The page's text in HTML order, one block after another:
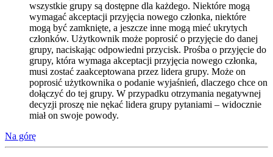
wszystkie grupy są dostępne dla każdego. Niektóre mogą
wymagać akceptacji przyjęcia nowego członka, niektóre
mogą być zamknięte, a jeszcze inne mogą mieć ukrytych
członków. Użytkownik może poprosić o przyjęcie do danej
grupy, naciskając odpowiedni przycisk. Prośba o przyjęcie do
grupy, która wymaga akceptacji przyjęcia nowego członka,
musi zostać zaakceptowana przez lidera grupy. Może on
poprosić użytkownika o podanie wyjaśnień, dlaczego chce on
dołączyć do tej grupy. W przypadku otrzymania negatywnej
decyzji proszę nie nękać lidera grupy pytaniami – widocznie
miał on swoje powody.
Na górę